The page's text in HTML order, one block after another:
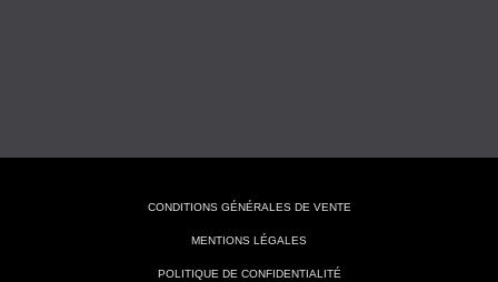
CONDITIONS GÉNÉRALES DE VENTE
MENTIONS LÉGALES
POLITIQUE DE CONFIDENTIALITÉ